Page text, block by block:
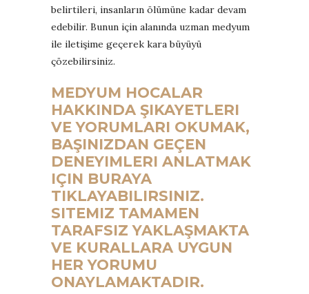
belirtileri, insanların ölümüne kadar devam
edebilir. Bunun için alanında uzman medyum
ile iletişime geçerek kara büyüyü
çözebilirsiniz.
MEDYUM HOCALAR
HAKKINDA ŞIKAYETLERI
VE YORUMLARI OKUMAK,
BAŞINIZDAN GEÇEN
DENEYIMLERI ANLATMAK
IÇIN BURAYA
TIKLAYABILIRSINIZ.
SITEMIZ TAMAMEN
TARAFSIZ YAKLAŞMAKTA
VE KURALLARA UYGUN
HER YORUMU
ONAYLAMAKTADIR.